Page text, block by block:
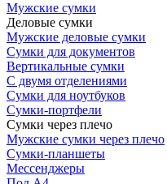
Мужские сумки
Деловые сумки
Мужские деловые сумки
Сумки для документов
Вертикальные сумки
С двумя отделениями
Сумки для ноутбуков
Сумки-портфели
Сумки через плечо
Мужские сумки через плечо
Сумки-планшеты
Мессенджеры